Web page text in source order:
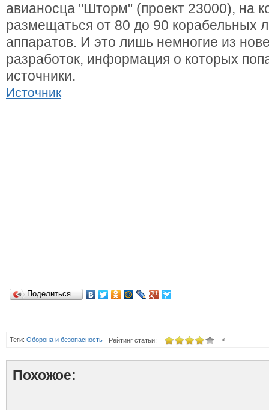
авианосца "Шторм" (проект 23000), на
размещаться от 80 до 90 корабельных
аппаратов. И это лишь немногие из
разработок, информация о которых
источники.
Источник
Поделиться…
Теги: Оборона и безопасность <
Рейтинг статьи:
Похожое: